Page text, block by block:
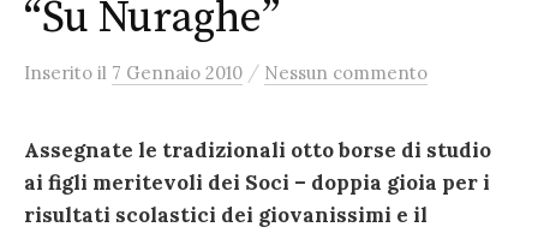
“Su Nuraghe”
Inserito il 7 Gennaio 2010 / Nessun commento
Assegnate le tradizionali otto borse di studio
ai figli meritevoli dei Soci – doppia gioia per i
risultati scolastici dei giovanissimi e il